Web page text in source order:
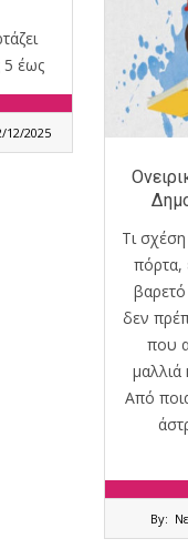
5 έως
12/2025
Τι
πόρτα,
δεν
που
μαλλιά
Από
By: